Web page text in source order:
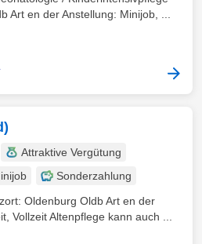
Art en der Anstellung: Minijob, ...
Attraktive Vergütung
Sonderzahlung
Oldenburg Oldb Art en der
Vollzeit Altenpflege kann auch ...